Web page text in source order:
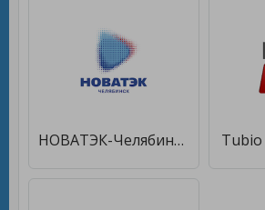
НОВАТЭК-Челябинск [Без рекламы]